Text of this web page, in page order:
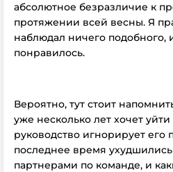
абсолютное безразличие к
протяжении всей весны. Я
наблюдал ничего подобного,
понравилось.
Вероятно, тут стоит
уже несколько лет хочет
руководство игнорирует его
последнее время
партнерами по команде, и